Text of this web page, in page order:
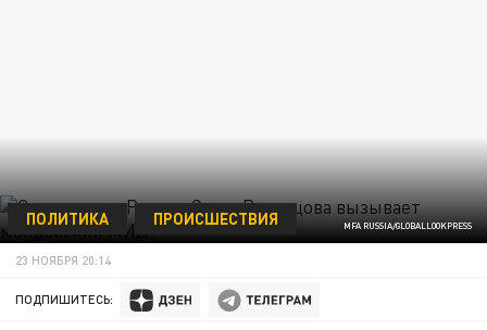
MFA RUSSIA/GLOBALLOOKPRESS
ПОЛИТИКА ПРОИСШЕСТВИЯ
23 НОЯБРЯ 20:14
ПОДПИШИТЕСЬ: